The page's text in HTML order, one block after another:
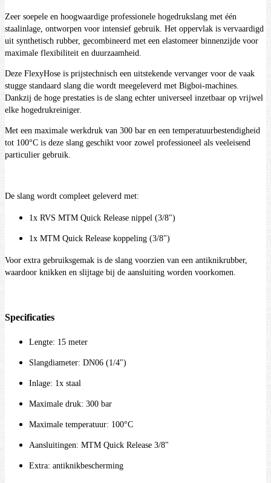
Zeer soepele en hoogwaardige professionele hogedrukslang met één
staalinlage, ontworpen voor intensief gebruik. Het oppervlak is vervaardigd
uit synthetisch rubber, gecombineerd met een elastomeer binnenzijde voor
maximale flexibiliteit en duurzaamheid.
Deze FlexyHose is prijstechnisch een uitstekende vervanger voor de vaak
stugge standaard slang die wordt meegeleverd met Bigboi-machines.
Dankzij de hoge prestaties is de slang echter universeel inzetbaar op vrijwel
elke hogedrukreiniger.
Met een maximale werkdruk van 300 bar en een temperatuurbestendigheid
tot 100°C is deze slang geschikt voor zowel professioneel als veeleisend
particulier gebruik.
De slang wordt compleet geleverd met:
1x RVS MTM Quick Release nippel (3/8")
1x MTM Quick Release koppeling (3/8")
Voor extra gebruiksgemak is de slang voorzien van een antiknikrubber,
waardoor knikken en slijtage bij de aansluiting worden voorkomen.
Specificaties
Lengte: 15 meter
Slangdiameter: DN06 (1/4")
Inlage: 1x staal
Maximale druk: 300 bar
Maximale temperatuur: 100°C
Aansluitingen: MTM Quick Release 3/8"
Extra: antiknikbescherming